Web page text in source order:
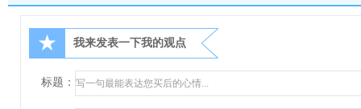
★ 我来发表一下我的观点
标题：